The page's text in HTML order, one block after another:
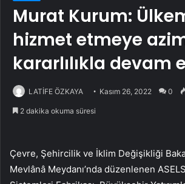
Murat Kurum:
hizmet etmeye
kararlılıkla devam
LATİFE ÖZKAYA Kasım 26, 2022 0
2 dakika okuma süresi
Çevre, Şehircilik ve İklim Değişikliği
Mevlânâ Meydanı’nda düzenlenen